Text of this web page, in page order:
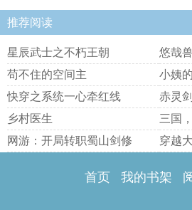
推荐阅读
星辰武士之不朽王朝
悠哉
苟不住的空间主
小姨
快穿之系统一心牵红线
赤灵
乡村医生
三国
东
网游：开局转职蜀山剑修 穿越
首页 我的书架